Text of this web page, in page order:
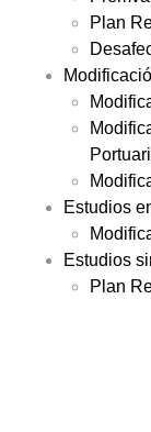
Plan
Estudios
Estudios
Plan